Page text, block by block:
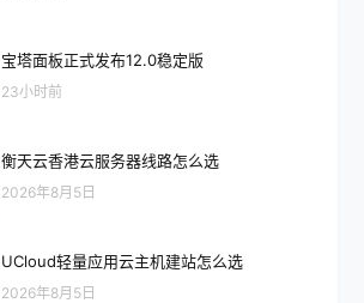
宝塔面板正式发布12.0稳定版
23小时前
衡天云香港云服务器线路怎么选
2026年8月5日
UCloud轻量应用云主机建站怎么选
2026年8月5日